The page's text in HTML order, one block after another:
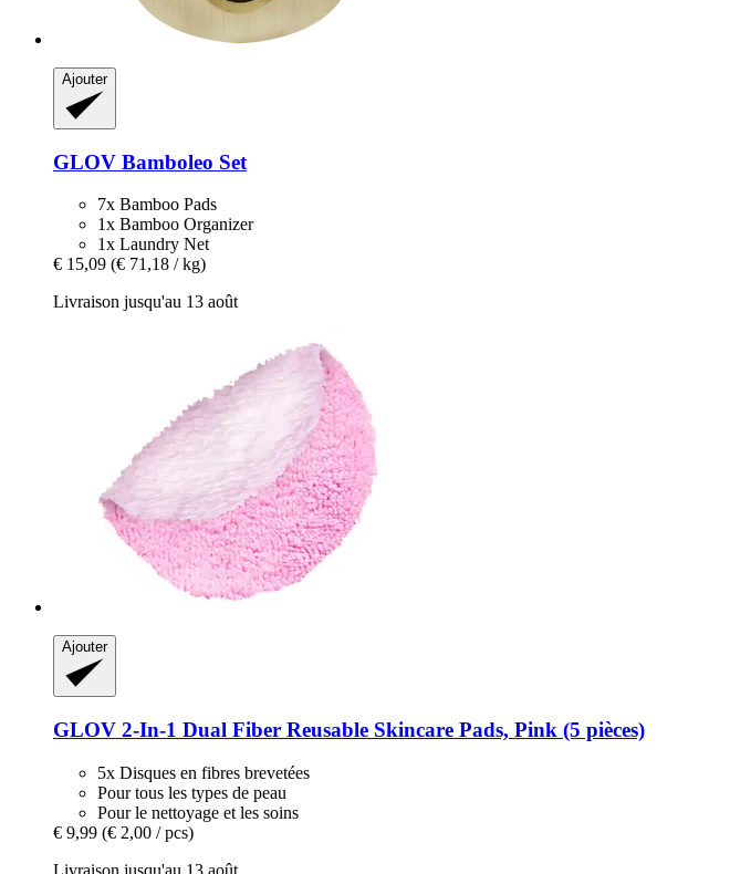
Ajouter
GLOV Bamboleo Set
7x Bamboo Pads
1x Bamboo Organizer
1x Laundry Net
€ 15,09 (€ 71,18 / kg)
Livraison jusqu'au 13 août
Ajouter
GLOV 2-​In-​1 Dual Fiber Reusable Skincare Pads, Pink (5 pièces)
5x Disques en fibres brevetées
Pour tous les types de peau
Pour le nettoyage et les soins
€ 9,99 (€ 2,00 / pcs)
Livraison jusqu'au 13 août